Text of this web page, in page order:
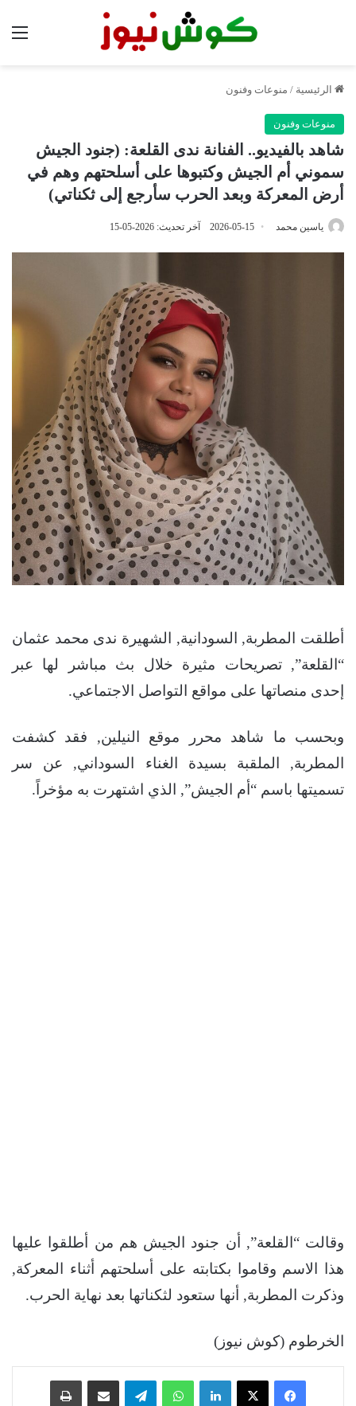
الرئيسية / منوعات وفنون
منوعات وفنون
شاهد بالفيديو.. الفنانة ندى القلعة: (جنود الجيش
سموني أم الجيش وكتبوها على أسلحتهم وهم في
أرض المعركة وبعد الحرب سأرجع إلى ثكناتي)
ياسين محمد 2026-05-15 آخر تحديث: 2026-05-15
أطلقت المطربة, السودانية, الشهيرة ندى محمد عثمان
“القلعة”, تصريحات مثيرة خلال بث مباشر لها عبر
إحدى منصاتها على مواقع التواصل الاجتماعي.
وبحسب ما شاهد محرر موقع النيلين, فقد كشفت
المطربة, الملقبة بسيدة الغناء السوداني, عن سر
تسميتها باسم “أم الجيش”, الذي اشتهرت به مؤخراً.
وقالت “القلعة”, أن جنود الجيش هم من أطلقوا عليها
هذا الاسم وقاموا بكتابته على أسلحتهم أثناء المعركة,
وذكرت المطربة, أنها ستعود لثكناتها بعد نهاية الحرب.
الخرطوم (كوش نيوز)
فيسبوك ‫X لينكدإن واتساب تيلقرام